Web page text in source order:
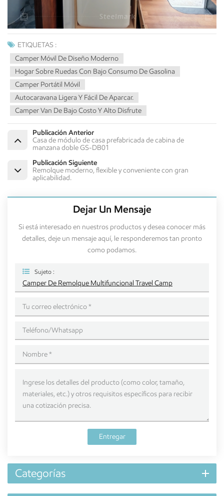
ETIQUETAS :
Camper Móvil De Diseño Moderno
Hogar Sobre Ruedas Con Bajo Consumo De Gasolina
Camper Portátil Móvil
Autocaravana Ligera Y Fácil De Aparcar.
Camper Van De Bajo Costo Y Alto Disfrute
Publicación Anterior
Casa de módulo de casa prefabricada de cabina de
manzana doble GS-DB01
Publicación Siguiente
Remolque moderno, flexible y conveniente con gran
aplicabilidad.
Dejar Un Mensaje
Si está interesado en nuestros productos y desea conocer más
detalles, deje un mensaje aquí, le responderemos tan pronto
como podamos.
Sujeto :
Camper De Remolque Multifuncional Travel Camp
Entregar
Categorías